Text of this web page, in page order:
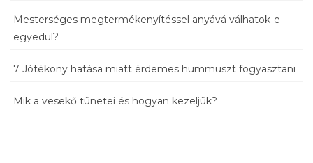
Mesterséges megtermékenyítéssel anyává válhatok-e
egyedül?
7 Jótékony hatása miatt érdemes hummuszt fogyasztani
Mik a vesekő tünetei és hogyan kezeljük?